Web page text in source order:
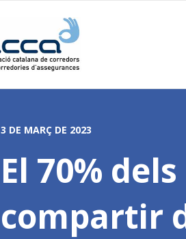
3 DE MARÇ DE 2023
El 70%
compartir